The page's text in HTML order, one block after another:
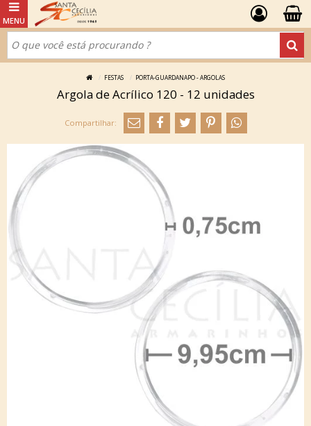
FESTAS PORTA-GUARDANAPO - ARGOLAS
Argola de Acrílico 120 - 12 unidades